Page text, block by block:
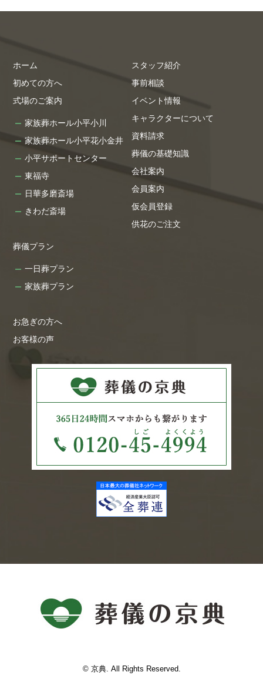
ホーム
初めての方へ
式場のご案内
家族葬ホール小平小川
家族葬ホール小平花小金井
小平サポートセンター
東福寺
日華多磨斎場
きわだ斎場
葬儀プラン
一日葬プラン
家族葬プラン
お急ぎの方へ
お客様の声
スタッフ紹介
事前相談
イベント情報
キャラクターについて
資料請求
葬儀の基礎知識
会社案内
会員案内
仮会員登録
供花のご注文
© 京典. All Rights Reserved.